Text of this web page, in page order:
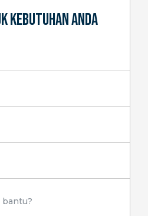
Kebutuhan Anda